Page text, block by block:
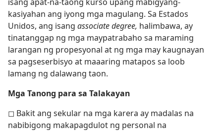
kasiyahan ang iyong mga magulang. Sa Estados
Unidos, ang isang associate degree, halimbawa, ay
tinatanggap ng mga maypatrabaho sa maraming
larangan ng propesyonal at ng mga may kaugnayan
sa pagseserbisyo at maaaring matapos sa loob
lamang ng dalawang taon.
Mga Tanong para sa Talakayan
◻ Bakit ang sekular na mga karera ay madalas na
nabibigong makapagdulot ng personal na